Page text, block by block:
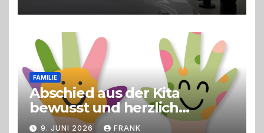
FAMILIE
Abschied aus der Kita
bewusst und herzlich
gestalten
9. JUNI 2026 FRANK